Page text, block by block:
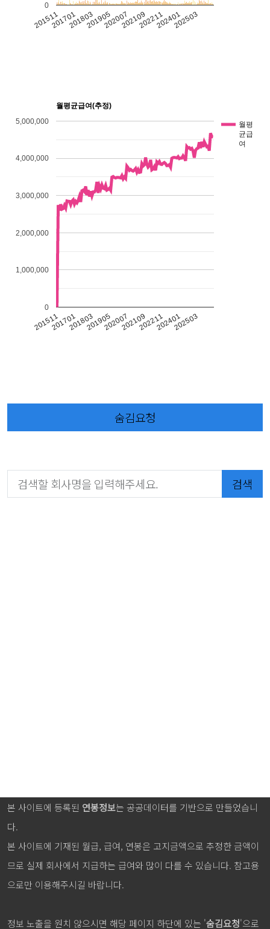
201511201701201803201905202007202109202211202401202503
0
월평균급여(추정)
월평
균급
여
201511201701201803201905202007202109202211202401202503
0
1,000,000
2,000,000
3,000,000
4,000,000
5,000,000
숨김요청
검색
본 사이트에 등록된 연봉정보는 공공데이터를 기반으로 만들었습니
다.
본 사이트에 기재된 월급, 급여, 연봉은 고지금액으로 추정한 금액이
므로 실제 회사에서 지급하는 급여와 많이 다를 수 있습니다. 참고용
으로만 이용해주시길 바랍니다.
정보 노출을 원치 않으시면 해당 페이지 하단에 있는 '숨김요청'으로